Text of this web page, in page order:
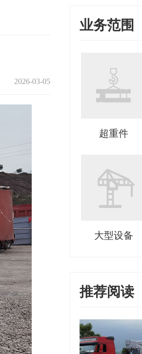
2026-03-05
业务范围
超重件
大型设备
推荐阅读